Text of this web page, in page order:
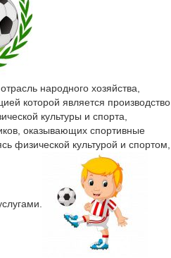
народного хозяйства,
которой является производство
культуры и спорта,
оказывающих спортивные
физической культурой и спортом,